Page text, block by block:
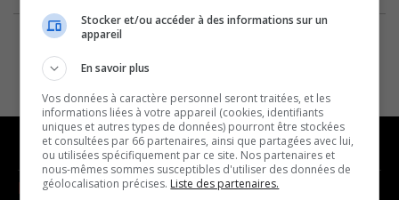
NOUVELLES MUSIQUE
Stocker et/ou accéder à des informations sur un
appareil
En savoir plus
Vos données à caractère personnel seront traitées, et les
informations liées à votre appareil (cookies, identifiants
uniques et autres types de données) pourront être stockées
et consultées par 66 partenaires, ainsi que partagées avec lui,
ou utilisées spécifiquement par ce site. Nos partenaires et
nous-mêmes sommes susceptibles d'utiliser des données de
géolocalisation précises. Liste des partenaires.